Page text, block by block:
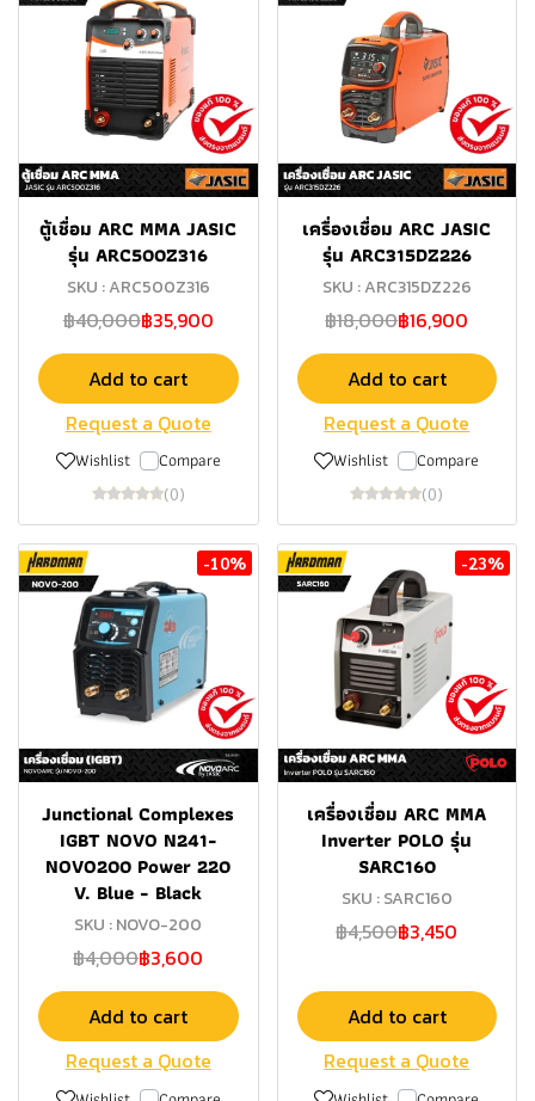
ตู้เชื่อม ARC MMA JASIC
รุ่น ARC500Z316
SKU : ARC500Z316
฿40,000฿35,900
Add to cart
Request a Quote
Wishlist Compare
(0)
เครื่องเชื่อม ARC JASIC
รุ่น ARC315DZ226
SKU : ARC315DZ226
฿18,000฿16,900
Add to cart
Request a Quote
Wishlist Compare
(0)
-10%
Junctional Complexes
IGBT NOVO N241-
NOVO200 Power 220
V. Blue - Black
SKU : NOVO-200
฿4,000฿3,600
Add to cart
Request a Quote
-23%
เครื่องเชื่อม ARC MMA
Inverter POLO รุ่น
SARC160
SKU : SARC160
฿4,500฿3,450
Add to cart
Request a Quote